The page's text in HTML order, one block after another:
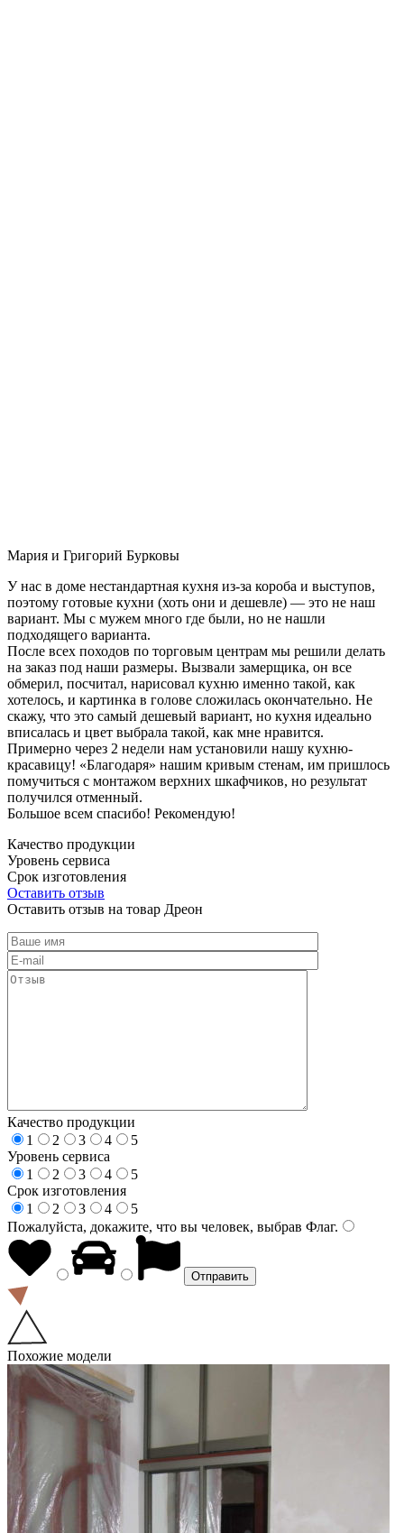
Мария и Григорий Бурковы
У нас в доме нестандартная кухня из-за короба и выступов,
поэтому готовые кухни (хоть они и дешевле) — это не наш
вариант. Мы с мужем много где были, но не нашли
подходящего варианта.
После всех походов по торговым центрам мы решили делать
на заказ под наши размеры. Вызвали замерщика, он все
обмерил, посчитал, нарисовал кухню именно такой, как
хотелось, и картинка в голове сложилась окончательно. Не
скажу, что это самый дешевый вариант, но кухня идеально
вписалась и цвет выбрала такой, как мне нравится.
Примерно через 2 недели нам установили нашу кухню-
красавицу! «Благодаря» нашим кривым стенам, им пришлось
помучиться с монтажом верхних шкафчиков, но результат
получился отменный.
Большое всем спасибо! Рекомендую!
Качество продукции
Уровень сервиса
Срок изготовления
Оставить отзыв
Оставить отзыв на товар Дреон
Качество продукции
1
2 3 4
5
Уровень сервиса
1
2 3 4
5
Срок изготовления
1
2 3 4
5
Пожалуйста, докажите, что вы человек, выбрав Флаг.
Похожие модели